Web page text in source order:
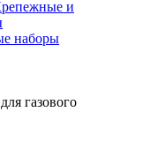
и
наборы
газового